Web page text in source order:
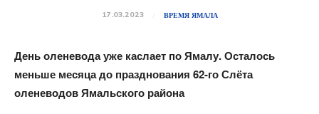
17.03.2023 ВРЕМЯ ЯМАЛА
День оленевода уже каслает по Ямалу. Осталось
меньше месяца до празднования 62-го Слёта
оленеводов Ямальского района